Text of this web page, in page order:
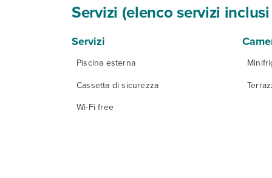
Servizi (elenco servizi
Servizi
Piscina esterna
Cassetta di sicurezza
Wi-Fi free